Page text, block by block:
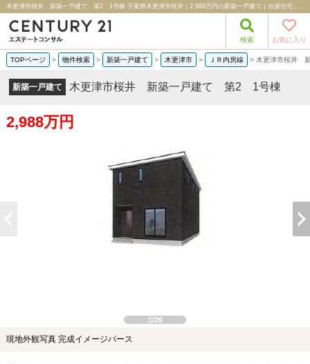
木更津市桜井 新築一戸建て 第2 1号棟 千葉県木更津市桜井｜2,988万円の新築一戸建て｜分譲住宅や新築物件｜株式会社エステートコンサル
検索 お気に入り
TOPページ > 物件検索 > 新築一戸建て > 木更津市 > ＪＲ内房線 > 木更津市桜井
新築一戸建て 木更津市桜井 新築一戸建て 第2 1号棟
2,988万円
1/26
現地外観写真 完成イメージパース